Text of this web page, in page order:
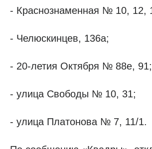
- Краснознаменная № 10, 12,
- Челюскинцев, 136а;
- 20-летия Октября № 88е, 91;
- улица Свободы № 10, 31;
- улица Платонова № 7, 11/1.